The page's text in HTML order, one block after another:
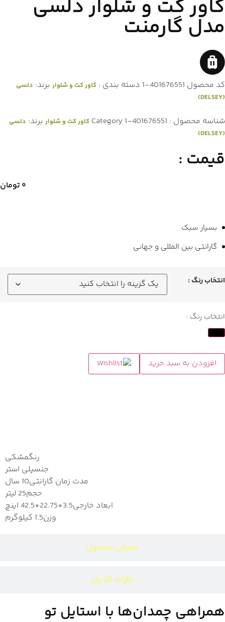
کاور کت و شلوار دلسی
مدل گارمنت
کد محصول 401676551-1 دسته بندی : کاور کت و شلوار برند: دلسی
(DELSEY)
شناسه محصول : 401676551-1
Category کاور کت و شلوار برند: دلسی
(DELSEY)
قیمت :
۰ تومان
بسیار سبک
گارانتی بین المللی و جهانی
انتخاب رنگ :
انتخاب رنگ :
افزودن به سبد خرید
معرفی محصول
نظرات کاربران
رنگمشکی
جنسپلی استر
مدت زمان گارانتی10 سال
حجم25 لیتر
ابعاد خارجی3.5*22.75*42.5 اینچ
وزن1.5 کیلوگرم
همراهی چمدان‌ها با استایل تو